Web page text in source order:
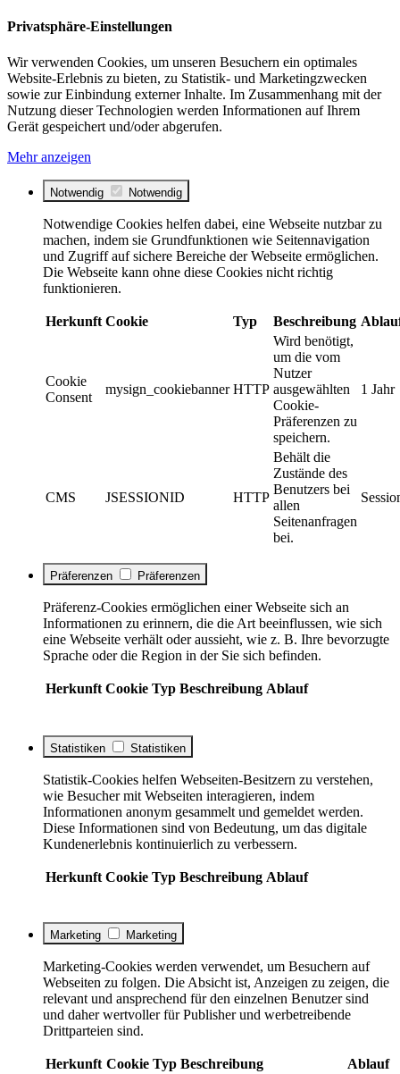
Privatsphäre-Einstellungen
Wir verwenden Cookies, um unseren Besuchern ein optimales
Website-Erlebnis zu bieten, zu Statistik- und Marketingzwecken
sowie zur Einbindung externer Inhalte. Im Zusammenhang mit der
Nutzung dieser Technologien werden Informationen auf Ihrem
Gerät gespeichert und/oder abgerufen.
Mehr anzeigen
Notwendig Notwendig
Notwendige Cookies helfen dabei, eine Webseite nutzbar zu
machen, indem sie Grundfunktionen wie Seitennavigation
und Zugriff auf sichere Bereiche der Webseite ermöglichen.
Die Webseite kann ohne diese Cookies nicht richtig
funktionieren.
Herkunft Cookie Typ Beschreibung
Cookie
Consent
mysign_cookiebanner HTTP
Wird benötigt,
um die vom
Nutzer
ausgewählten
Cookie-
Präferenzen zu
speichern.
1 Jahr
CMS JSESSIONID HTTP
Behält die
Zustände des
Benutzers bei
allen
Seitenanfragen
bei.
Präferenzen Präferenzen
Präferenz-Cookies ermöglichen einer Webseite sich an
Informationen zu erinnern, die die Art beeinflussen, wie sich
eine Webseite verhält oder aussieht, wie z. B. Ihre bevorzugte
Sprache oder die Region in der Sie sich befinden.
Herkunft Cookie Typ Beschreibung Ablauf
Statistiken Statistiken
Statistik-Cookies helfen Webseiten-Besitzern zu verstehen,
wie Besucher mit Webseiten interagieren, indem
Informationen anonym gesammelt und gemeldet werden.
Diese Informationen sind von Bedeutung, um das digitale
Kundenerlebnis kontinuierlich zu verbessern.
Herkunft Cookie Typ Beschreibung Ablauf
Marketing Marketing
Marketing-Cookies werden verwendet, um Besuchern auf
Webseiten zu folgen. Die Absicht ist, Anzeigen zu zeigen, die
relevant und ansprechend für den einzelnen Benutzer sind
und daher wertvoller für Publisher und werbetreibende
Drittparteien sind.
Herkunft Cookie Typ Beschreibung Ablauf